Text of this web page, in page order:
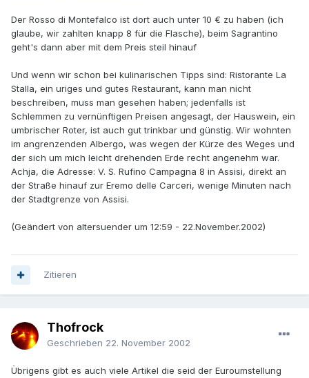
Der Rosso di Montefalco ist dort auch unter 10 € zu haben (ich
glaube, wir zahlten knapp 8 für die Flasche), beim Sagrantino
geht's dann aber mit dem Preis steil hinauf
Und wenn wir schon bei kulinarischen Tipps sind: Ristorante La
Stalla, ein uriges und gutes Restaurant, kann man nicht
beschreiben, muss man gesehen haben; jedenfalls ist
Schlemmen zu vernünftigen Preisen angesagt, der Hauswein, ein
umbrischer Roter, ist auch gut trinkbar und günstig. Wir wohnten
im angrenzenden Albergo, was wegen der Kürze des Weges und
der sich um mich leicht drehenden Erde recht angenehm war.
Achja, die Adresse: V. S. Rufino Campagna 8 in Assisi, direkt an
der Straße hinauf zur Eremo delle Carceri, wenige Minuten nach
der Stadtgrenze von Assisi.
(Geändert von altersuender um 12:59 - 22.November.2002)
Zitieren
Thofrock
Geschrieben 22. November 2002
Übrigens gibt es auch viele Artikel die seid der Euroumstellung